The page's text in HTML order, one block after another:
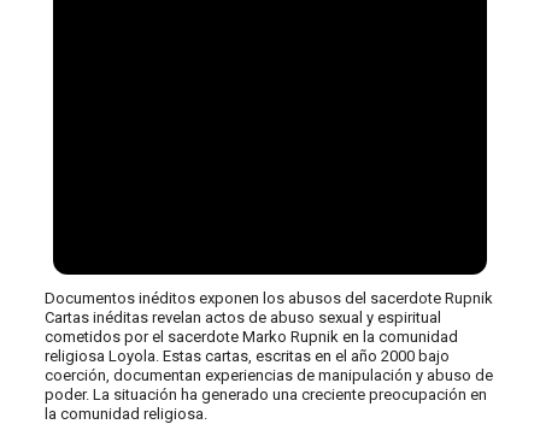
Documentos inéditos exponen los abusos del sacerdote Rupnik
Cartas inéditas revelan actos de abuso sexual y espiritual
cometidos por el sacerdote Marko Rupnik en la comunidad
religiosa Loyola. Estas cartas, escritas en el año 2000 bajo
coerción, documentan experiencias de manipulación y abuso de
poder. La situación ha generado una creciente preocupación en
la comunidad religiosa.